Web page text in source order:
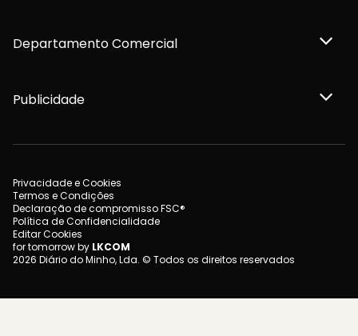
Departamento Comercial
Publicidade
Privacidade e Cookies
Termos e Condições
Declaração de compromisso FSC®
Política de Confidencialidade
Editar Cookies
for tomorrow by LKCOM
2026 Diário do Minho, Lda. © Todos os direitos reservados